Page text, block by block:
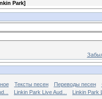
Park]
Тексты песен Переводы песен
Linkin Park Live Aud... Linkin Park